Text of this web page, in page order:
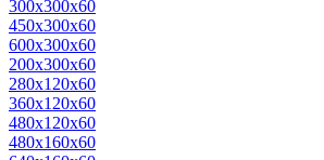
300х300х60
450х300х60
600х300х60
200х300х60
280х120х60
360х120х60
480х120х60
480х160х60